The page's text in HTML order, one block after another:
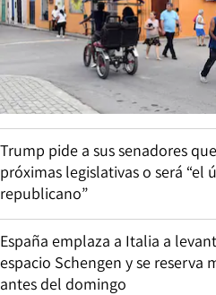
Trump pide a sus senadores
próximas legislativas o será “el
republicano”
España emplaza a Italia a
espacio Schengen y se reserva
antes del domingo